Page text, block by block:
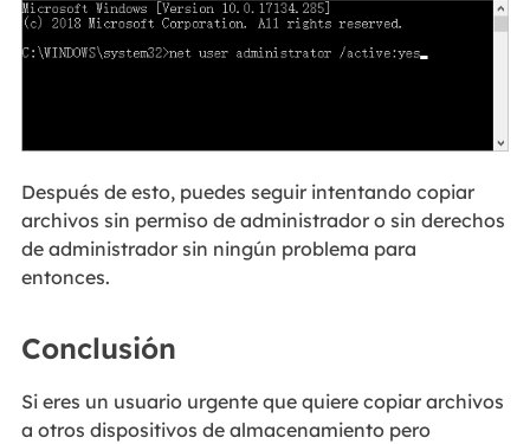
Después de esto, puedes seguir intentando copiar
archivos sin permiso de administrador o sin derechos
de administrador sin ningún problema para
entonces.
Conclusión
Si eres un usuario urgente que quiere copiar archivos
a otros dispositivos de almacenamiento pero